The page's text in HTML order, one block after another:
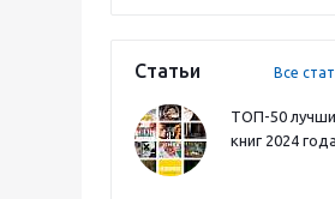
Статьи Все
ТОП-50
книг 2024 года